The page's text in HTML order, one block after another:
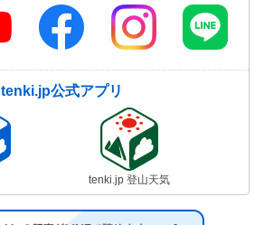
tenki.jp公式アプリ
tenki.jp 登山天気